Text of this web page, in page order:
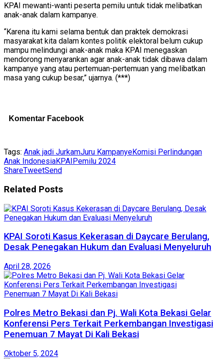
KPAI mewanti-wanti peserta pemilu untuk tidak melibatkan
anak-anak dalam kampanye.
“Karena itu kami selama bentuk dan praktek demokrasi
masyarakat kita dalam kontes politik elektoral belum cukup
mampu melindungi anak-anak maka KPAI menegaskan
mendorong menyarankan agar anak-anak tidak dibawa dalam
kampanye yang atau pertemuan-pertemuan yang melibatkan
masa yang cukup besar,” ujarnya. (***)
Komentar Facebook
Tags: Anak jadi JurkamJuru KampanyeKomisi Perlindungan
Anak IndonesiaKPAI Pemilu 2024
ShareTweetSend
Related Posts
KPAI Soroti Kasus Kekerasan di Daycare Berulang,
Desak Penegakan Hukum dan Evaluasi Menyeluruh
April 28, 2026
Polres Metro Bekasi dan Pj. Wali Kota Bekasi Gelar
Konferensi Pers Terkait Perkembangan Investigasi
Penemuan 7 Mayat Di Kali Bekasi
Oktober 5, 2024